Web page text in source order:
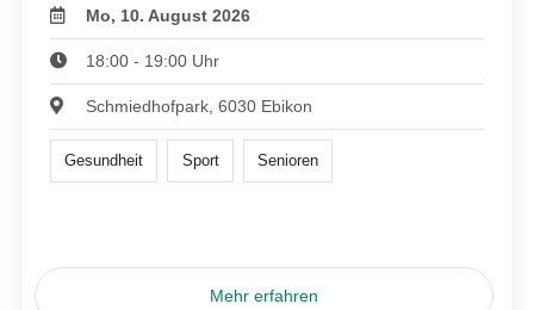
Mo, 10. August 2026
18:00 - 19:00 Uhr
Schmiedhofpark, 6030 Ebikon
Gesundheit Sport Senioren
Mehr erfahren